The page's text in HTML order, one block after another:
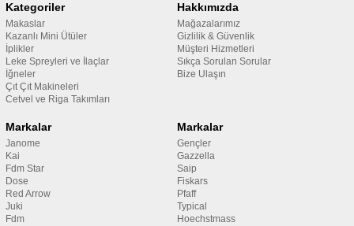
Kategoriler
Makaslar
Kazanlı Mini Ütüler
İplikler
Leke Spreyleri ve İlaçlar
İğneler
Çıt Çıt Makineleri
Cetvel ve Riga Takımları
Hakkımızda
Mağazalarımız
Gizlilik & Güvenlik
Müşteri Hizmetleri
Sıkça Sorulan Sorular
Bize Ulaşın
Markalar
Janome
Kai
Fdm Star
Dose
Red Arrow
Juki
Fdm
Markalar
Gençler
Gazzella
Saip
Fiskars
Pfaff
Typical
Hoechstmass